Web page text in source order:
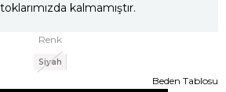
kalmamıştır.
Renk
Siyah
Beden Tablosu